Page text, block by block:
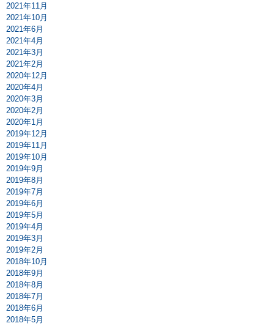
2021年11月
2021年10月
2021年6月
2021年4月
2021年3月
2021年2月
2020年12月
2020年4月
2020年3月
2020年2月
2020年1月
2019年12月
2019年11月
2019年10月
2019年9月
2019年8月
2019年7月
2019年6月
2019年5月
2019年4月
2019年3月
2019年2月
2018年10月
2018年9月
2018年8月
2018年7月
2018年6月
2018年5月